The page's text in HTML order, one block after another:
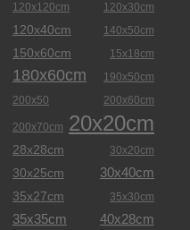
120x120cm 120x30cm
120x40cm 140x50cm
150x60cm 15x18cm
180x60cm
190x50cm
200x50
200x60cm
200x70cm 20x20cm
28x28cm 30x20cm
30x25cm 30x40cm
35x27cm 35x30cm
35x35cm 40x28cm